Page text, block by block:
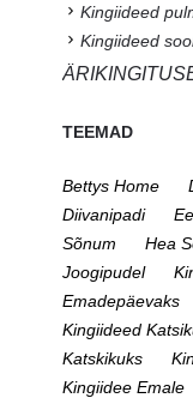
Kingiideed
Kingiideed
TEEMAD
Bettys Home
Diivanipadi
Sõnum
Hea
Joogipudel
Emadepäevaks
Kingiideed
Katskikuks
Kingiidee Emale